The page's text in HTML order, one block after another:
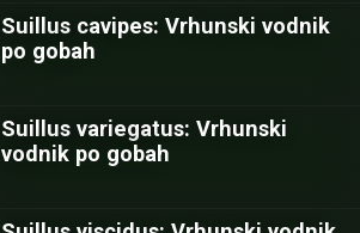
Suillus cavipes: Vrhunski vodnik
po gobah
Suillus variegatus: Vrhunski
vodnik po gobah